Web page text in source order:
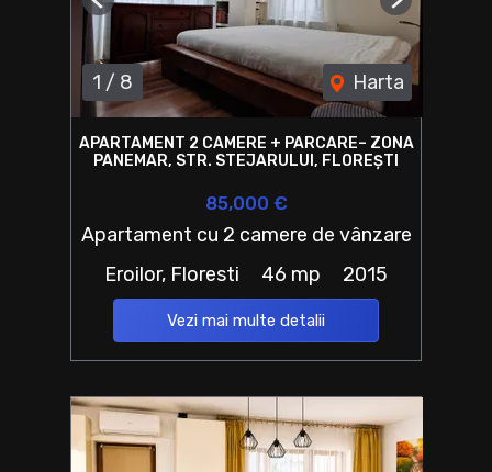
1 / 8 Harta
Previous Next
APARTAMENT 2 CAMERE + PARCARE– ZONA
PANEMAR, STR. STEJARULUI, FLOREȘTI
85,000 €
Apartament cu 2 camere de vânzare
Eroilor, Floresti
46 mp 2015
Vezi mai multe detalii